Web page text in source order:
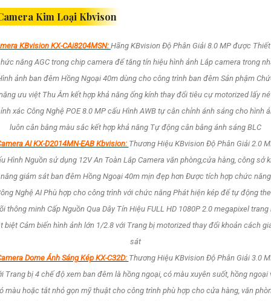
Kim Loại Kbvison
KBvision KX-CAi8204MSN: Hãng KBvision Độ Phân Giải 8.0 MP được
năng AGC trong chip camera để tăng tín hiệu hình ảnh Lắp camera trong
ảnh ban đêm Hồng Ngoại 40m dùng cho công trình ban đêm Sản phậm
ưu việt Thu Âm kết hợp khả năng ống kính thay đổi tiêu cự motorized lấy
xác Công Nghệ POE 8.0 MP cấu Hình AWB tự cân chỉnh ánh sáng cho hình
luôn cân bằng màu sắc kết hợp khả năng Tự động cân bằng ánh sáng BLC
AI KX-D2014MN-EAB Kbvision: Thương Hiệu KBvision Độ Phân Giải 2.0
Hình Nguồn sử dụng 12V An Toàn Lắp Camera văn phòng,cửa hàng, công sở
năng giám sát ban đêm Hồng Ngoại 40m mịn đẹp hơn Được tích hợp chức năng
Nghệ AI Phù hợp cho công trình với chức năng Phát hiện kép để tự động
thông minh Cấp Nguồn Qua Dây Tín Hiệu FULL HD 1080P 2.0 megapixel trang
biệt Cảm biến hình ảnh lớn 1/2.8 với Trang bị motorized thay đổi khoản cách
sát
Dome Ánh Sáng Kép KX-C32D: Thương Hiệu KBvision Độ Phân Giải 3.0
Trang bị 4 chế độ xem ban đêm là hồng ngoại, có màu xuyên suốt, hồng ngoại
màu hoặc tắt nhỏ gọn mỹ thuật cho công trình phù hợp cho cửa hàng, văn